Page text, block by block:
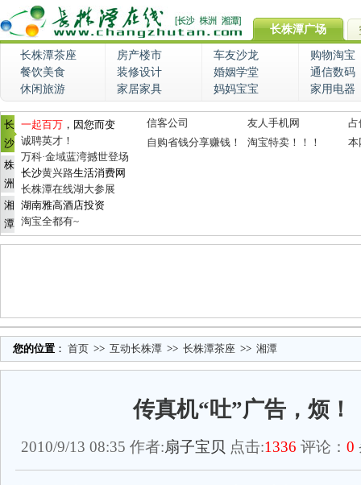
长株潭广场
长株潭茶座 房产楼市 车友沙龙
购物淘宝
餐饮美食
装修设计 婚姻学堂
通信数码
休闲旅游
家居家具 妈妈宝宝 家用电器
长
沙
株
洲
湘
潭
一起百万 ，因您而变
诚聘英才！
万科·金域蓝湾撼世登场
长沙黄兴路生活消费网
长株潭在线湖大参展
湖南雅高酒店投资
淘宝全都有~
信客公司 友人手机网
占
自购省钱分享赚钱！
淘宝特卖！！！ 本
您的位置 ： 首页 >> 互动长株潭 >> 长株潭茶座 >> 湘潭
传真机“吐”广告，烦！
2010/9/13 08:35 作者:扇子宝贝 点击:1336 评论： 0